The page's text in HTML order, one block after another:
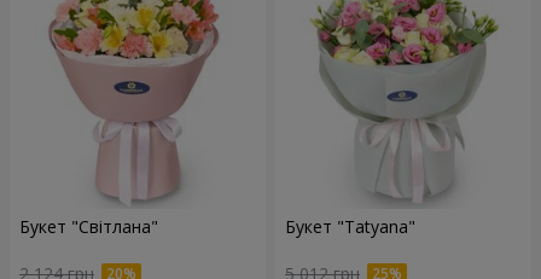
Букет "Світлана"
2 124 грн
Букет "Tatyana"
5 012 грн